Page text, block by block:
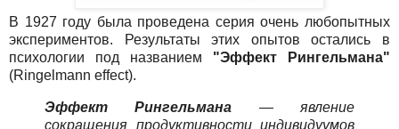
В 1927 году была проведена серия очень любопытных
экспериментов. Результаты этих опытов остались в
психологии под названием "Эффект Рингельмана"
(Ringelmann effect).
Эффект Рингельмана — явление
сокращения продуктивности индивидуумов